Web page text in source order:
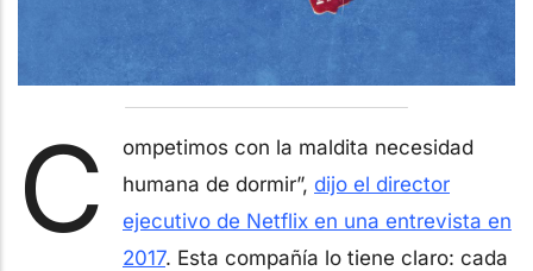
C
ompetimos con la maldita necesidad
humana de dormir”, dijo el director
ejecutivo de Netflix en una entrevista en
2017. Esta compañía lo tiene claro: cada